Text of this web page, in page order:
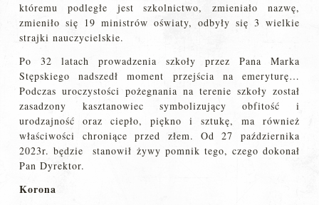
któremu podległe jest szkolnictwo, zmieniało nazwę,
zmieniło się 19 ministrów oświaty, odbyły się 3 wielkie
strajki nauczycielskie.
Po 32 latach prowadzenia szkoły przez Pana Marka
Stępskiego nadszedł moment przejścia na emeryturę…
Podczas uroczystości pożegnania na terenie szkoły został
zasadzony kasztanowiec symbolizujący obfitość i
urodzajność oraz ciepło, piękno i sztukę, ma również
właściwości chroniące przed złem. Od 27 października
2023r. będzie stanowił żywy pomnik tego, czego dokonał
Pan Dyrektor.
Korona